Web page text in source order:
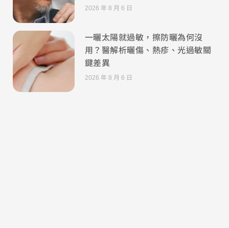
2026 年 8 月 6 日
一曬太陽就過敏，擦防曬為何沒
用？醫解析曬傷、熱疹、光過敏關
鍵差異
2026 年 8 月 6 日